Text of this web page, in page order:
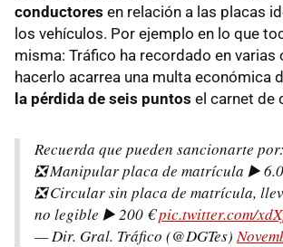
conductores en relación a las placas
los vehículos. Por ejemplo en lo que
misma: Tráfico ha recordado en varias
hacerlo acarrea una multa económica
la pérdida de seis puntos el carnet de
Recuerda que pueden sancionarte por:
❎ Manipular placa de matrícula ▶️
❎ Circular sin placa de matrícula,
no legible ▶️ 200 €pic.twitter.com/
— Dir. Gral. Tráfico (@DGTes)